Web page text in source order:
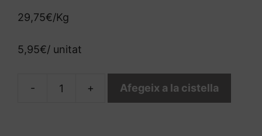
29,75€/Kg
5,95€/ unitat
-
quantitat
+ Afegeix a la cistella